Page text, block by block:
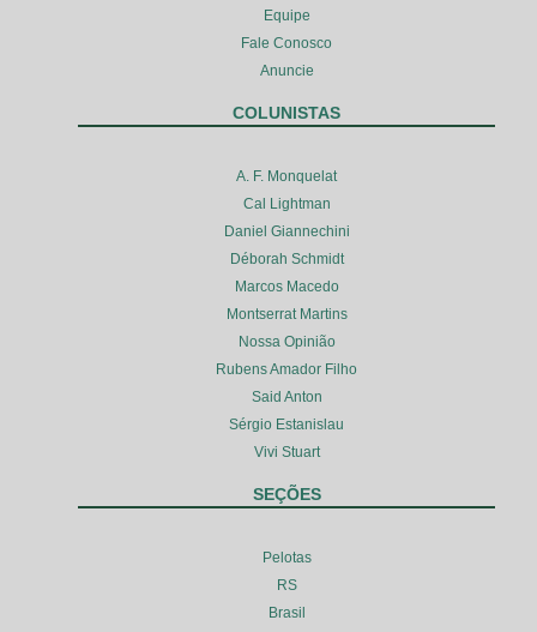
Equipe
Fale Conosco
Anuncie
COLUNISTAS
A. F. Monquelat
Cal Lightman
Daniel Giannechini
Déborah Schmidt
Marcos Macedo
Montserrat Martins
Nossa Opinião
Rubens Amador Filho
Said Anton
Sérgio Estanislau
Vivi Stuart
SEÇÕES
Pelotas
RS
Brasil